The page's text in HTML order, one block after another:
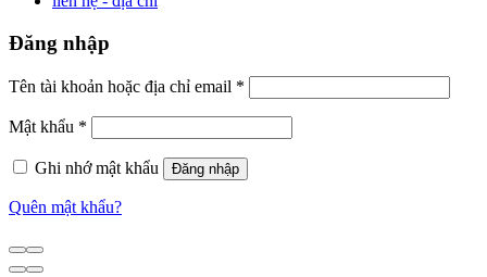
Đăng nhập
Tên tài khoản hoặc địa chỉ email *
Mật khẩu *
Ghi nhớ mật khẩu Đăng nhập
Quên mật khẩu?